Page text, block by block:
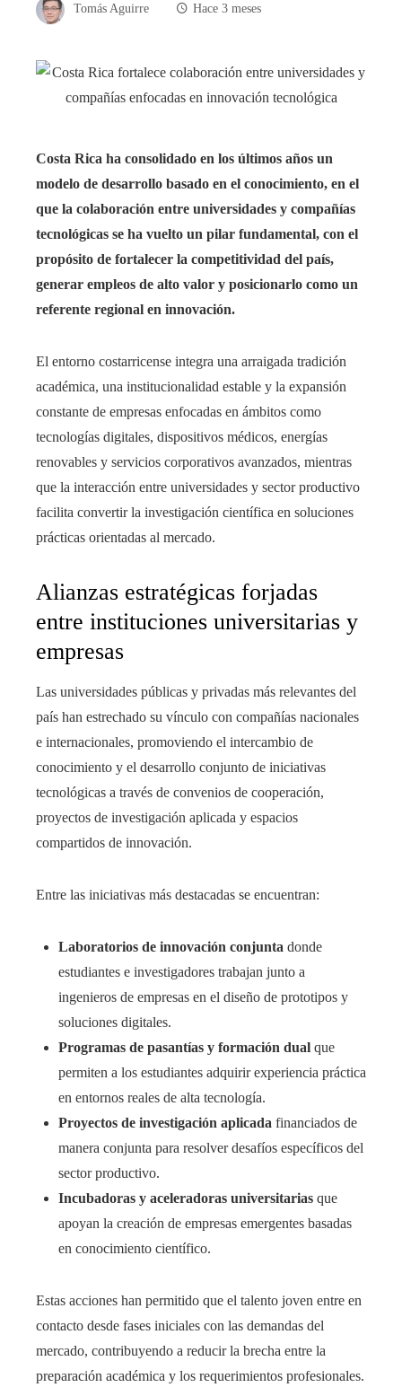
Tomás Aguirre Hace 3 meses
Costa Rica ha consolidado en los últimos años un
modelo de desarrollo basado en el conocimiento, en el
que la colaboración entre universidades y compañías
tecnológicas se ha vuelto un pilar fundamental, con el
propósito de fortalecer la competitividad del país,
generar empleos de alto valor y posicionarlo como un
referente regional en innovación.
El entorno costarricense integra una arraigada tradición
académica, una institucionalidad estable y la expansión
constante de empresas enfocadas en ámbitos como
tecnologías digitales, dispositivos médicos, energías
renovables y servicios corporativos avanzados, mientras
que la interacción entre universidades y sector productivo
facilita convertir la investigación científica en soluciones
prácticas orientadas al mercado.
Alianzas estratégicas forjadas
entre instituciones universitarias y
empresas
Las universidades públicas y privadas más relevantes del
país han estrechado su vínculo con compañías nacionales
e internacionales, promoviendo el intercambio de
conocimiento y el desarrollo conjunto de iniciativas
tecnológicas a través de convenios de cooperación,
proyectos de investigación aplicada y espacios
compartidos de innovación.
Entre las iniciativas más destacadas se encuentran:
Laboratorios de innovación conjunta donde
estudiantes e investigadores trabajan junto a
ingenieros de empresas en el diseño de prototipos y
soluciones digitales.
Programas de pasantías y formación dual que
permiten a los estudiantes adquirir experiencia práctica
en entornos reales de alta tecnología.
Proyectos de investigación aplicada financiados de
manera conjunta para resolver desafíos específicos del
sector productivo.
Incubadoras y aceleradoras universitarias que
apoyan la creación de empresas emergentes basadas
en conocimiento científico.
Estas acciones han permitido que el talento joven entre en
contacto desde fases iniciales con las demandas del
mercado, contribuyendo a reducir la brecha entre la
preparación académica y los requerimientos profesionales.